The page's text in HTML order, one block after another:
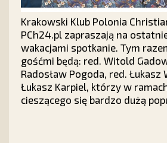
Krakowski Klub Polonia
PCh24.pl zapraszają na
wakacjami spotkanie. Tym
gośćmi będą: red. Witold
Radosław Pogoda, red. Łukasz
Łukasz Karpiel, którzy w
cieszącego się bardzo dużą
Prosty PLUS" z udziałem